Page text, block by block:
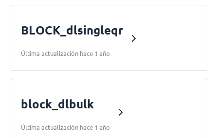
BLOCK_dlsingleqr
Última actualización hace 1 año
block_dlbulk
Última actualización hace 1 año